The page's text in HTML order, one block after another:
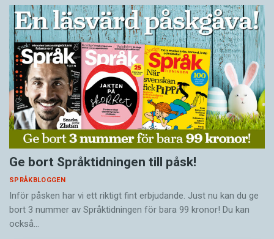
Ge bort Språktidningen till påsk!
SPRÅKBLOGGEN
Inför påsken har vi ett riktigt fint erbjudande. Just nu kan du ge
bort 3 nummer av Språktidningen för bara 99 kronor! Du kan
också…